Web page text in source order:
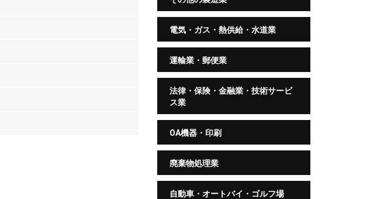
電気・ガス・熱供給・水道業
運輸業・郵便業
法律・保険・金融業・技術サービ
ス業
OA機器・印刷
廃棄物処理業
自動車・オートバイ・ゴルフ場